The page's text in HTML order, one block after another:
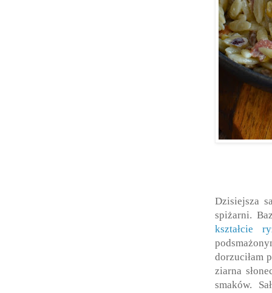
Dzisiejsza
spiżarni.
kształcie
dorzuciłam
ziarna
smaków.